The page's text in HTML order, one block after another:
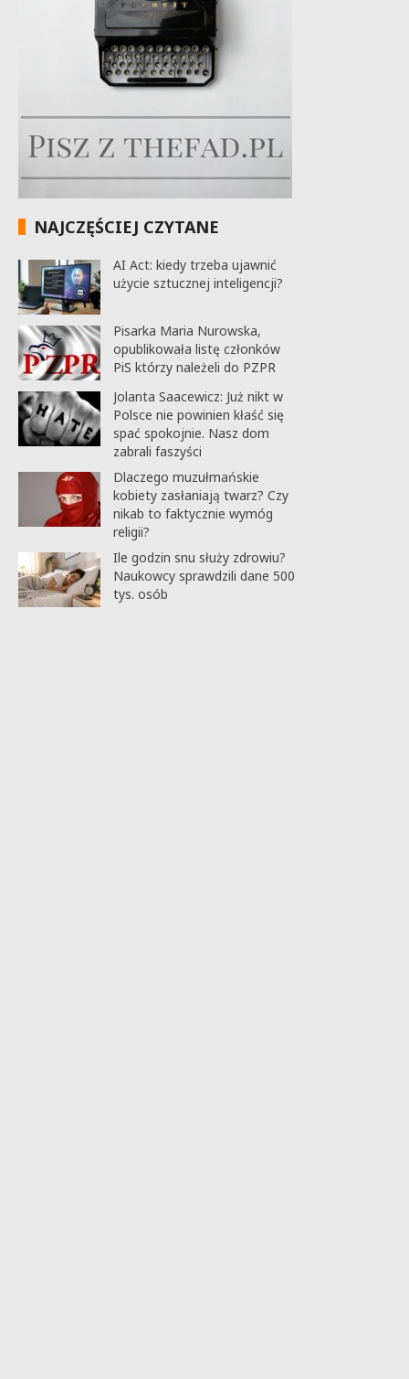
NAJCZĘŚCIEJ CZYTANE
AI Act: kiedy trzeba ujawnić
użycie sztucznej inteligencji?
Pisarka Maria Nurowska,
opublikowała listę członków
PiS którzy należeli do PZPR
Jolanta Saacewicz: Już nikt w
Polsce nie powinien kłaść się
spać spokojnie. Nasz dom
zabrali faszyści
Dlaczego muzułmańskie
kobiety zasłaniają twarz? Czy
nikab to faktycznie wymóg
religii?
Ile godzin snu służy zdrowiu?
Naukowcy sprawdzili dane 500
tys. osób